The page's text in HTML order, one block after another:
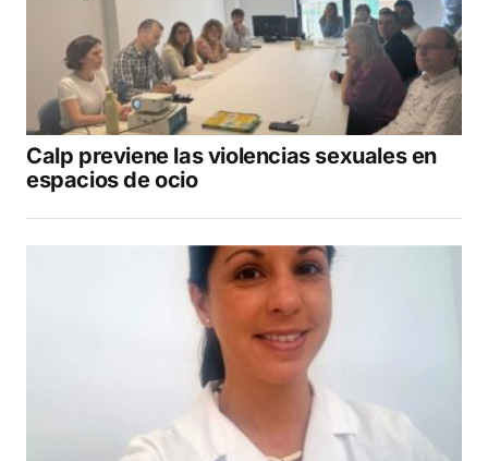
Calp previene las violencias sexuales en
espacios de ocio